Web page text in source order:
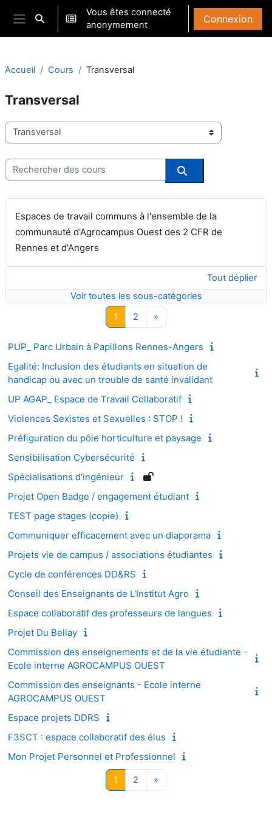
Passer au contenu principal
Panneau latéral
Activer/désactiver la saisie de recherche
Vous êtes connecté
anonymement
Connexion
Accueil Cours Transversal
Transversal
Catégories de cours
Rechercher des cours
Rechercher des
Espaces de travail communs à l'ensemble de la
communauté d'Agrocampus Ouest des 2 CFR de
Rennes et d'Angers
Tout déplier
Voir toutes les sous-catégories
1 Page 1
2 Page 2
»
PUP_ Parc Urbain à Papillons Rennes-Angers
Egalité: Inclusion des étudiants en situation de
handicap ou avec un trouble de santé invalidant
UP AGAP_ Espace de Travail Collaboratif
Violences Sexistes et Sexuelles : STOP !
Préfiguration du pôle horticulture et paysage
Sensibilisation Cybersécurité
Spécialisations d'ingénieur
Projet Open Badge / engagement étudiant
TEST page stages (copie)
Communiquer efficacement avec un diaporama
Projets vie de campus / associations étudiantes
Cycle de conférences DD&RS
Conseil des Enseignants de L'Institut Agro
Espace collaboratif des professeurs de langues
Projet Du Bellay
Commission des enseignements et de la vie étudiante -
Ecole interne AGROCAMPUS OUEST
Commission des enseignants - Ecole interne
AGROCAMPUS OUEST
Espace projets DDRS
F3SCT : espace collaboratif des élus
Mon Projet Personnel et Professionnel
1 Page 1
2 Page 2
»